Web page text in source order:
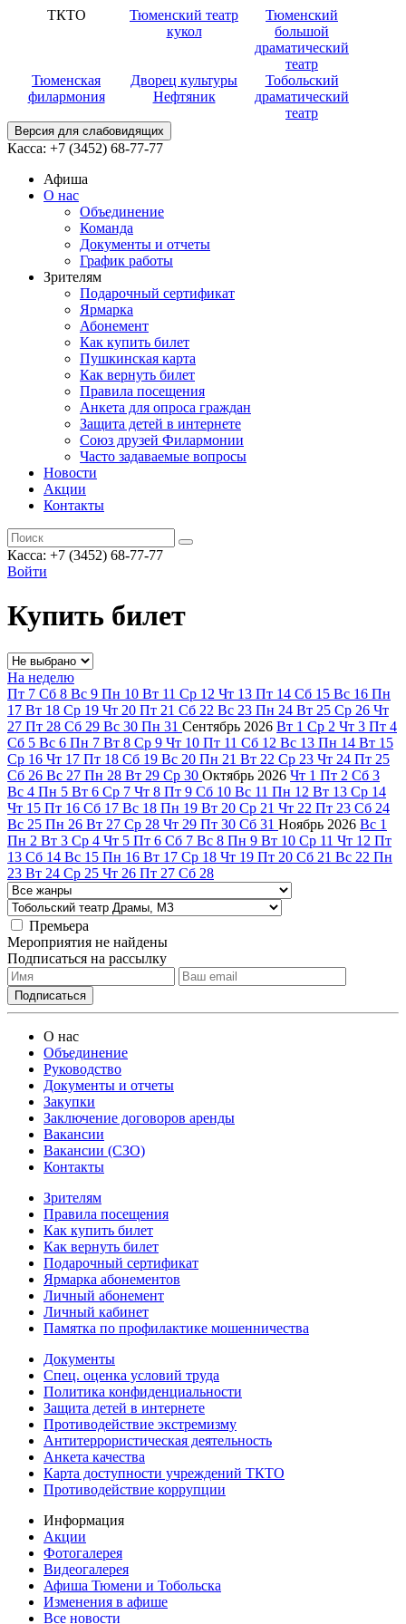
ТКТО
Тюменский театр
кукол
Тюменский
большой
драматический
театр
Тюменская
филармония
Дворец культуры
Нефтяник
Тобольский
драматический
театр
Версия для слабовидящих
Касса: +7 (3452) 68-77-77
Афиша
О нас
Объединение
Команда
Документы и отчеты
График работы
Зрителям
Подарочный сертификат
Ярмарка
Абонемент
Как купить билет
Пушкинская карта
Как вернуть билет
Правила посещения
Анкета для опроса граждан
Защита детей в интернете
Союз друзей Филармонии
Часто задаваемые вопросы
Новости
Акции
Контакты
Касса: +7 (3452) 68-77-77
Войти
Купить билет
На неделю
Пт 7 Сб 8 Вс 9 Пн 10 Вт 11 Ср 12 Чт 13 Пт 14 Сб 15 Вс 16 Пн
17 Вт 18 Ср 19 Чт 20 Пт 21 Сб 22 Вс 23 Пн 24 Вт 25 Ср 26 Чт
27 Пт 28 Сб 29 Вс 30 Пн 31 Сентябрь 2026 Вт 1 Ср 2 Чт 3 Пт 4
Сб 5 Вс 6 Пн 7 Вт 8 Ср 9 Чт 10 Пт 11 Сб 12 Вс 13 Пн 14 Вт 15
Ср 16 Чт 17 Пт 18 Сб 19 Вс 20 Пн 21 Вт 22 Ср 23 Чт 24 Пт 25
Сб 26 Вс 27 Пн 28 Вт 29 Ср 30 Октябрь 2026 Чт 1 Пт 2 Сб 3
Вс 4 Пн 5 Вт 6 Ср 7 Чт 8 Пт 9 Сб 10 Вс 11 Пн 12 Вт 13 Ср 14
Чт 15 Пт 16 Сб 17 Вс 18 Пн 19 Вт 20 Ср 21 Чт 22 Пт 23 Сб 24
Вс 25 Пн 26 Вт 27 Ср 28 Чт 29 Пт 30 Сб 31 Ноябрь 2026 Вс 1
Пн 2 Вт 3 Ср 4 Чт 5 Пт 6 Сб 7 Вс 8 Пн 9 Вт 10 Ср 11 Чт 12 Пт
13 Сб 14 Вс 15 Пн 16 Вт 17 Ср 18 Чт 19 Пт 20 Сб 21 Вс 22 Пн
23 Вт 24 Ср 25 Чт 26 Пт 27 Сб 28
Премьера
Мероприятия не найдены
Подписаться на рассылку
О нас
Объединение
Руководство
Документы и отчеты
Закупки
Заключение договоров аренды
Вакансии
Вакансии (СЗО)
Контакты
Зрителям
Правила посещения
Как купить билет
Как вернуть билет
Подарочный сертификат
Ярмарка абонементов
Личный абонемент
Личный кабинет
Памятка по профилактике мошенничества
Документы
Спец. оценка условий труда
Политика конфиденциальности
Защита детей в интернете
Противодействие экстремизму
Антитеррористическая деятельность
Анкета качества
Карта доступности учреждений ТКТО
Противодействие коррупции
Информация
Акции
Фотогалерея
Видеогалерея
Афиша Тюмени и Тобольска
Изменения в афише
Все новости